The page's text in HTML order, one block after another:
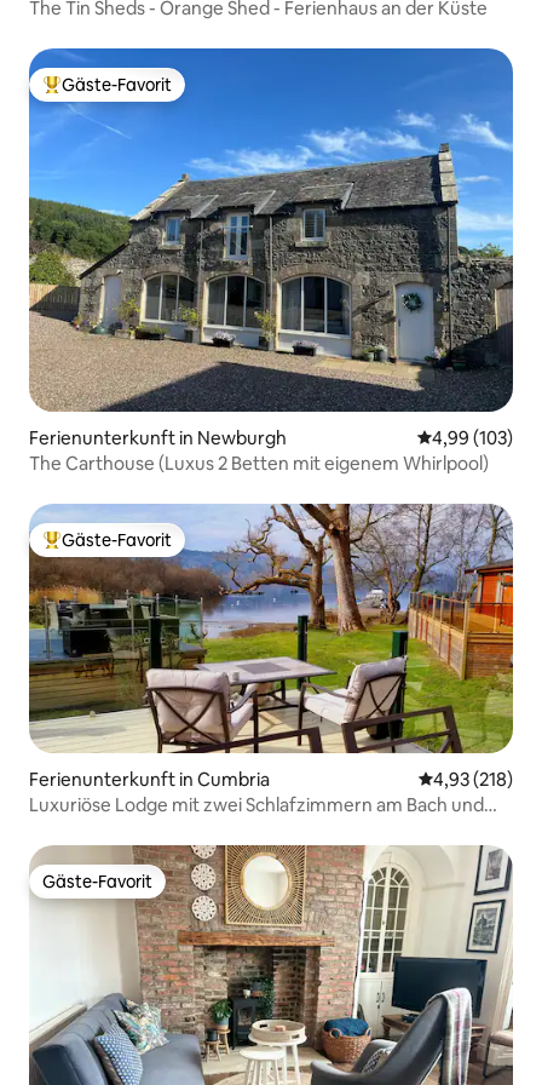
The Tin Sheds - Orange Shed - Ferienhaus an der Küste
Beliebter Gäste-Favorit.
Gäste-Favorit
Ferienunterkunft in Newburgh
4,99 (103)
The Carthouse (Luxus 2 Betten mit eigenem Whirlpool)
Beliebter Gäste-Favorit.
Gäste-Favorit
Ferienunterkunft in Cumbria
4,93 (218)
Luxuriöse Lodge mit zwei Schlafzimmern am Bach und
Gäste-Favorit
Gäste-Favorit